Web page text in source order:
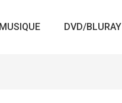
MUSIQUE DVD/BLURAY